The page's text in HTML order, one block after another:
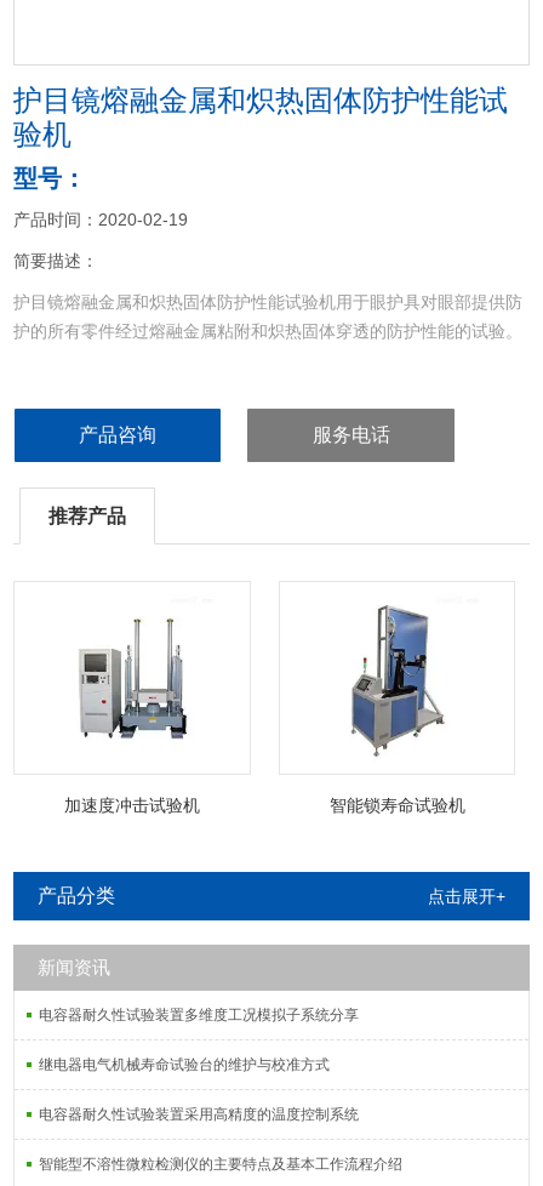
护目镜熔融金属和炽热固体防护性能试
验机
型号：
产品时间：2020-02-19
简要描述：
护目镜熔融金属和炽热固体防护性能试验机用于眼护具对眼部提供防
护的所有零件经过熔融金属粘附和炽热固体穿透的防护性能的试验。
产品咨询 服务电话
推荐产品
加速度冲击试验机 智能锁寿命试验机
产品分类 点击展开+
新闻资讯
电容器耐久性试验装置多维度工况模拟子系统分享
继电器电气机械寿命试验台的维护与校准方式
电容器耐久性试验装置采用高精度的温度控制系统
智能型不溶性微粒检测仪的主要特点及基本工作流程介绍